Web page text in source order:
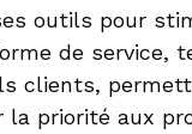
outils pour
de service,
clients,
la priorité aux